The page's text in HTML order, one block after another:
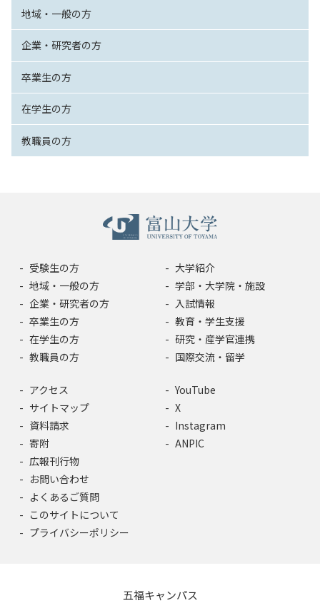
地域・一般の方
企業・研究者の方
卒業生の方
在学生の方
教職員の方
受験生の方
地域・一般の方
企業・研究者の方
卒業生の方
在学生の方
教職員の方
大学紹介
学部・大学院・施設
入試情報
教育・学生支援
研究・産学官連携
国際交流・留学
アクセス
サイトマップ
資料請求
寄附
広報刊行物
お問い合わせ
よくあるご質問
このサイトについて
プライバシーポリシー
YouTube
X
Instagram
ANPIC
五福キャンパス